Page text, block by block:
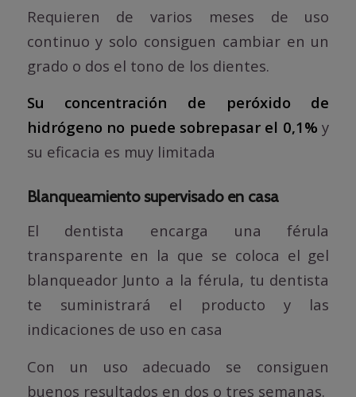
Requieren de varios meses de uso
continuo y solo consiguen cambiar en un
grado o dos el tono de los dientes.
Su concentración de peróxido de
hidrógeno no puede sobrepasar el 0,1% y
su eficacia es muy limitada
Blanqueamiento supervisado en casa
El dentista encarga una férula
transparente en la que se coloca el gel
blanqueador Junto a la férula, tu dentista
te suministrará el producto y las
indicaciones de uso en casa
Con un uso adecuado se consiguen
buenos resultados en dos o tres semanas.